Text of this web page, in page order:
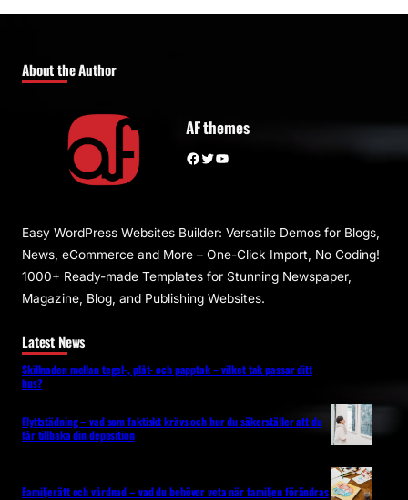
About the Author
AF themes
Facebook Twitter YouTube
Easy WordPress Websites Builder: Versatile Demos for Blogs,
News, eCommerce and More – One-Click Import, No Coding!
1000+ Ready-made Templates for Stunning Newspaper,
Magazine, Blog, and Publishing Websites.
Latest News
Skillnaden mellan tegel-, plåt- och papptak – vilket tak passar ditt
hus?
Flyttstädning – vad som faktiskt krävs och hur du säkerställer att du
får tillbaka din deposition
Familjerätt och vårdnad – vad du behöver veta när familjen förändras